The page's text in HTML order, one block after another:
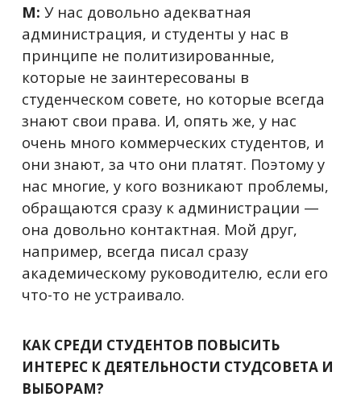
М: У нас довольно адекватная
администрация, и студенты у нас в
принципе не политизированные,
которые не заинтересованы в
студенческом совете, но которые всегда
знают свои права. И, опять же, у нас
очень много коммерческих студентов, и
они знают, за что они платят. Поэтому у
нас многие, у кого возникают проблемы,
обращаются сразу к администрации —
она довольно контактная. Мой друг,
например, всегда писал сразу
академическому руководителю, если его
что-то не устраивало.
КАК СРЕДИ СТУДЕНТОВ ПОВЫСИТЬ
ИНТЕРЕС К ДЕЯТЕЛЬНОСТИ СТУДСОВЕТА И
ВЫБОРАМ?